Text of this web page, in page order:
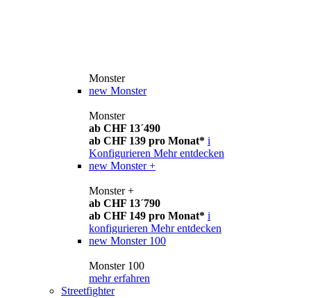
Monster
new Monster
Monster
ab CHF 13´490
ab CHF 139 pro Monat* i
Konfigurieren Mehr entdecken
new Monster +
Monster +
ab CHF 13´790
ab CHF 149 pro Monat* i
konfigurieren Mehr entdecken
new Monster 100
Monster 100
mehr erfahren
Streetfighter